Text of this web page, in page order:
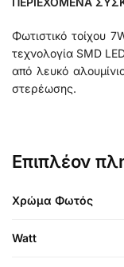
Φωτιστικό τοίχου
τεχνολογία SMD
από λευκό
στερέωσης.
Επιπλέον
Χρώμα Φωτός
Watt